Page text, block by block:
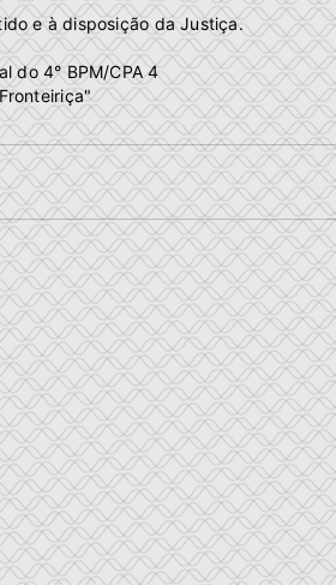
e à disposição da Justiça.
do 4° BPM/CPA 4